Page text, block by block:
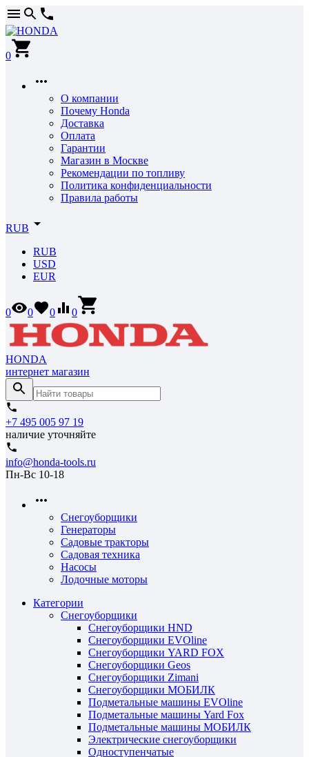
0
О компании
Почему Honda
Доставка
Оплата
Гарантии
Магазин в Москве
Рекомендации по топливу
Политика конфиденциальности
Правила работы
RUB
RUB
USD
EUR
0 0 0 0
HONDA
интернет магазин
+7 495 005 97 19
наличие уточняйте
info@honda-tools.ru
Пн-Вс 10-18
Снегоуборщики
Генераторы
Садовые тракторы
Садовая техника
Насосы
Лодочные моторы
Категории
Снегоуборщики
Снегоуборщики HND
Снегоуборщики EVOline
Снегоуборщики YARD FOX
Снегоуборщики Geos
Снегоуборщики Zimani
Снегоуборщики МОБИЛК
Подметальные машины EVOline
Подметальные машины Yard Fox
Подметальные машины МОБИЛК
Электрические снегоуборщики
Одноступенчатые